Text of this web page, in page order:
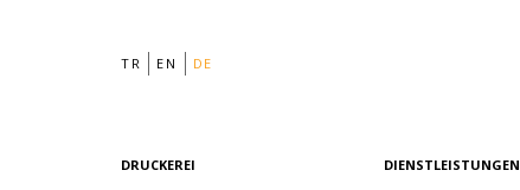
TR EN DE
DRUCKEREI DIENSTLEISTUNGEN